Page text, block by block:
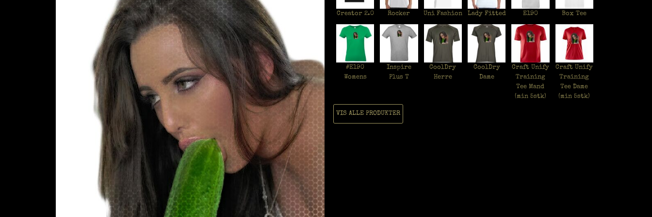
Creator 2.0 Rocker Uni Fashion Lady Fitted E190 Box Tee
#E190
Womens
Inspire
Plus T
CoolDry
Herre
CoolDry
Dame
Craft Unify
Training
Tee Mand
(min 5stk)
Craft Unify
Training
Tee Dame
(min 5stk)
VIS ALLE PRODUKTER